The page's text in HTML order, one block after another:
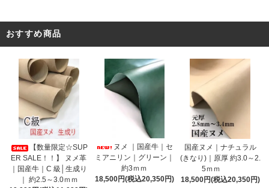
おすすめ商品
【数量限定☆SUP
ER SALE！！】 ヌメ革
｜国産牛｜C 級│生成り
｜ 約2.5～3.0ｍｍ
ヌメ ｜国産牛｜セ
ミアニリン｜グリーン｜
約3ｍｍ
18,500円(税込20,350円)
国産ヌメ｜ナチュラル
(きなり)｜原厚 約3.0～2.
5ｍｍ
18,500円(税込20,350円)